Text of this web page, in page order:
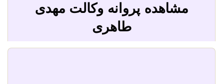
مشاهده پروانه وکالت مهدی
طاهری